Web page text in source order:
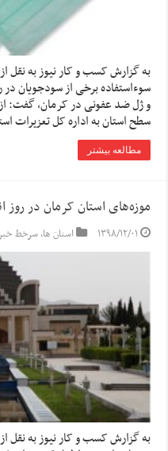
به گزارش کسب و کار نیوز به نقل
سوءاستفاده برخی از سودجویان
و ژل ضد عفونی در کرمان، گفت:
سطح استان به اداره کل تعزیرات
مطالعه بیشتر
موزه‌های استان کرمان در روز
۱۳۹۸/۱۲/۰۱ استان ها,سرخط
به گزارش کسب و کار نیوز به نقل